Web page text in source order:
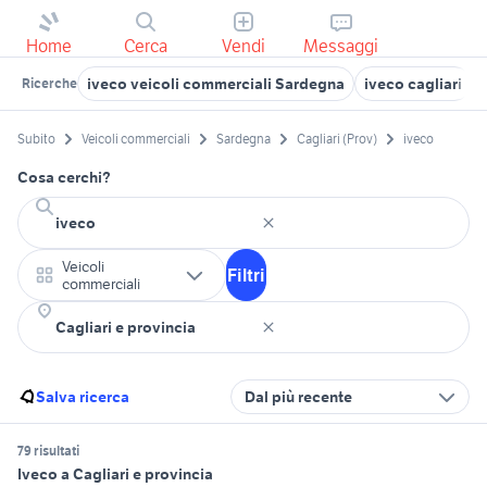
Home Cerca Vendi Messaggi
Ricerche iveco veicoli commerciali Sardegna iveco cagliari
Subito Veicoli commerciali Sardegna Cagliari (Prov) iveco
Cosa cerchi?
Veicoli
commerciali
Filtri
Salva ricerca Dal più recente
79 risultati
Iveco a Cagliari e provincia